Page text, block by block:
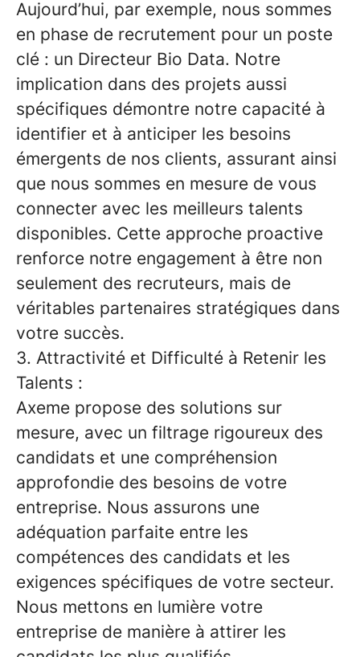
Aujourd’hui, par exemple, nous sommes
en phase de recrutement pour un poste
clé : un Directeur Bio Data. Notre
implication dans des projets aussi
spécifiques démontre notre capacité à
identifier et à anticiper les besoins
émergents de nos clients, assurant ainsi
que nous sommes en mesure de vous
connecter avec les meilleurs talents
disponibles. Cette approche proactive
renforce notre engagement à être non
seulement des recruteurs, mais de
véritables partenaires stratégiques dans
votre succès.
3. Attractivité et Difficulté à Retenir les
Talents :
Axeme propose des solutions sur
mesure, avec un filtrage rigoureux des
candidats et une compréhension
approfondie des besoins de votre
entreprise. Nous assurons une
adéquation parfaite entre les
compétences des candidats et les
exigences spécifiques de votre secteur.
Nous mettons en lumière votre
entreprise de manière à attirer les